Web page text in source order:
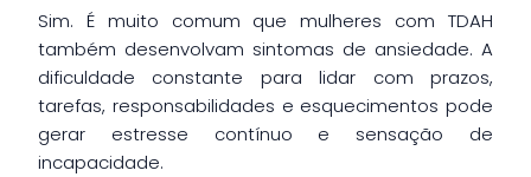
Sim. É muito comum que mulheres com TDAH
também desenvolvam sintomas de ansiedade. A
dificuldade constante para lidar com prazos,
tarefas, responsabilidades e esquecimentos pode
gerar estresse contínuo e sensação de
incapacidade.